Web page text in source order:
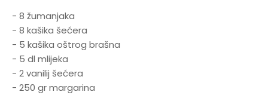
- 8 žumanjaka
- 8 kašika šećera
- 5 kašika oštrog brašna
- 5 dl mlijeka
- 2 vanilij šećera
- 250 gr margarina